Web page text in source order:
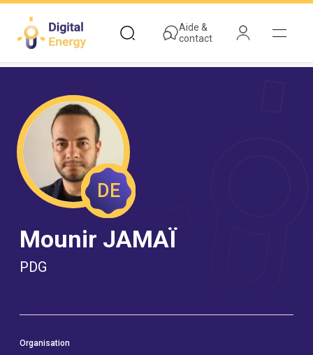
contenu
principal
Aide &
contact
DE
Mounir JAMAÏ
PDG
Organisation